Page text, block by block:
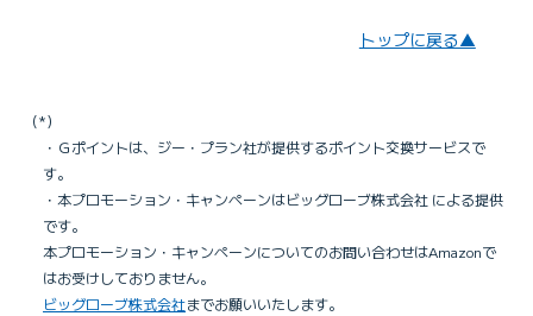
トップに戻る▲
（*）
・Ｇポイントは、ジー・プラン社が提供するポイント交換サービスで
す。
・本プロモーション・キャンペーンはビッグローブ株式会社 による提供
です。
本プロモーション・キャンペーンについてのお問い合わせはAmazonで
はお受けしておりません。
ビッグローブ株式会社までお願いいたします。